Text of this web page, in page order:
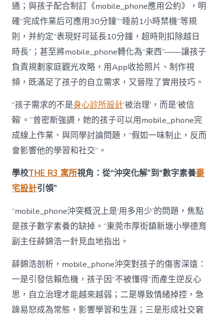
通；與孩子配合制訂《mobile_phone應用公約》，明
確“完成作業后可應用30分鐘”“睡前1小時禁機”等規
則，并約定“表現好可延長10分鐘，超時則扣除越日
時長”；甚至將mobile_phone轉化為“東西”——讓孩子
負責規劃家庭觀光攻略，用App收拾照片、制作視
頻，既滿足了孩子的自立需求，又晉陞了實用技巧。
“孩子需求的不是身心診所設計‘被治理’，而是‘被信
賴’。”曾密斯強調，她的孩子可以用mobile_phone完
成線上作業、與同學討論問題，“假如一味制止，反而
會影響他的學習和社交”。
學校THE R3 寓所視角：從“沖突化解”到“數字素養豪
宅設計引領”
“mobile_phone沖突概況上是‘用多用少’的問題，焦點
是孩子數字素養的缺掉。”東莞市厚街鎮新塘小學德育
副主任薛錦浩一針見血地指出。
薛錦浩剖析，mobile_phone沖突對孩子的傷害深遠：
一是引發信賴危機，孩子因“不被懂得”而產生逆反心
思，自立治理才能越來越弱；二是導致情緒掉控，急
躁易怒成為常態，影響學習和生涯；三是形成社交窘